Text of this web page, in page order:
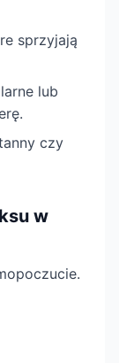
sprzyjają
lub
czy
w